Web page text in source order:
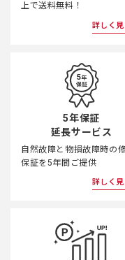
上で送料無料！
詳しく見
5年保証
延長サービス
自然故障と物損故障時の
保証を5年間ご提供
詳しく見